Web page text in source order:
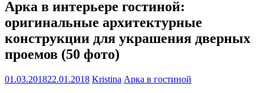
Арка в интерьере гостиной:
оригинальные архитектурные
конструкции для украшения дверных
проемов (50 фото)
01.03.201822.01.2018 Kristina Арка в гостиной